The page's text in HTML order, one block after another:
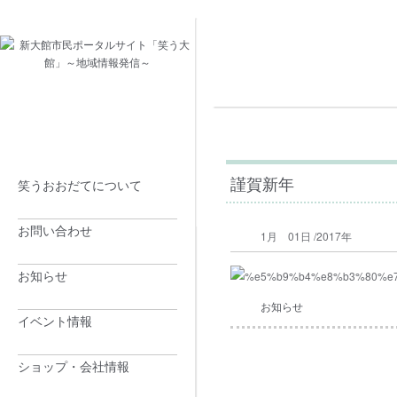
笑うおおだてについて
お問い合わせ
お知らせ
イベント情報
ショップ・会社情報
謹賀新年
1月 01日 /2017年
お知らせ